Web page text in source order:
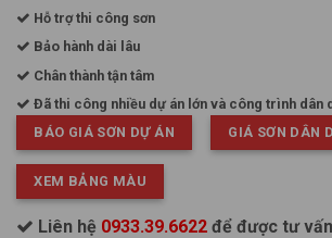
Hỗ trợ thi công sơn
Bảo hành dài lâu
Chân thành tận tâm
Đã thi công nhiều dự án lớn và công trình dân
BÁO GIÁ SƠN DỰ ÁN
GIÁ SƠN DÂN
XEM BẢNG MÀU
Liên hệ 0933.39.6622 để được tư